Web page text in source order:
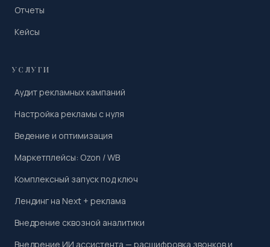
Отчеты
Кейсы
УСЛУГИ
Аудит рекламных кампаний
Настройка рекламы с нуля
Ведение и оптимизация
Маркетплейсы: Ozon / WB
Комплексный запуск под ключ
Лендинг на Next + реклама
Внедрение сквозной аналитики
Внедрение ИИ ассистента — расшифровка звонков и